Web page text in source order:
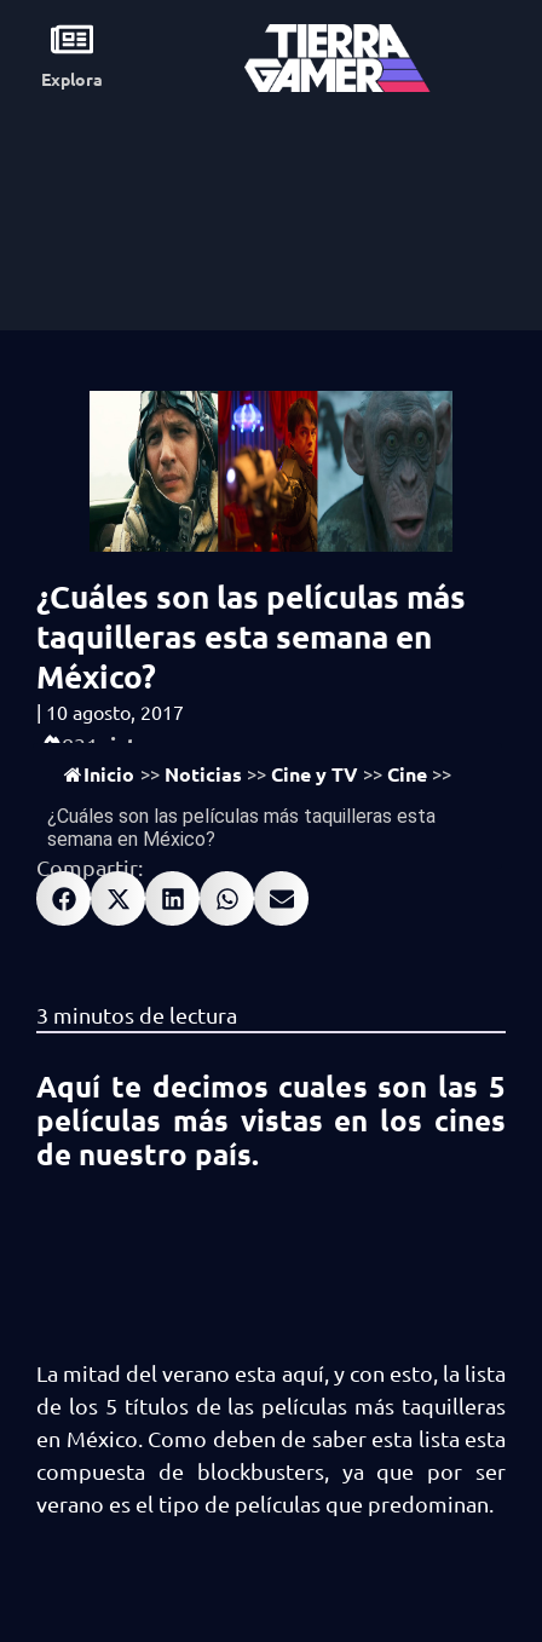
Explora
¿Cuáles son las películas más
taquilleras esta semana en
México?
| 10 agosto, 2017
831 vistas
Inicio >> Noticias >> Cine y TV >> Cine >>
¿Cuáles son las películas más taquilleras esta
semana en México?
Compartir:
Aquí te decimos cuales son las 5
películas más vistas en los cines
de nuestro país.
La mitad del verano esta aquí, y con esto, la lista
de los 5 títulos de las películas más taquilleras
en México. Como deben de saber esta lista esta
compuesta de blockbusters, ya que por ser
verano es el tipo de películas que predominan.